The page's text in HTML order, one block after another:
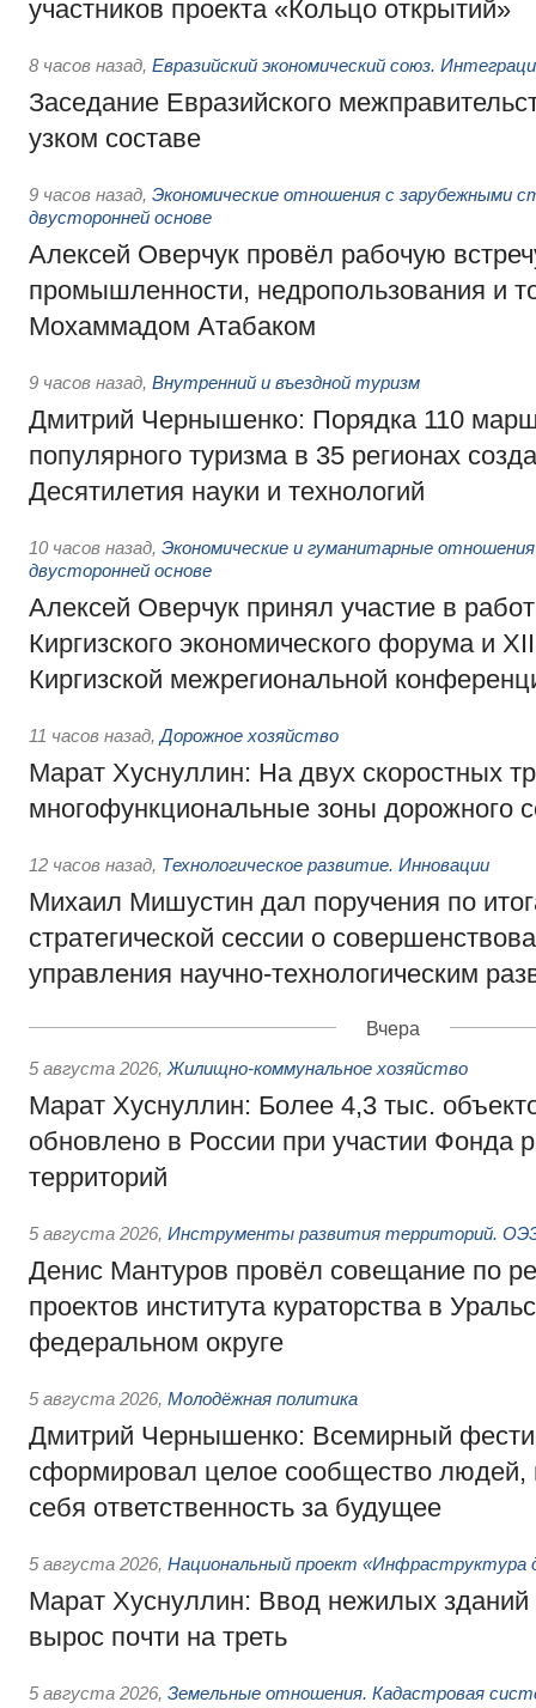
участников проекта «Кольцо открытий»
8 часов назад, Евразийский экономический союз.
Заседание Евразийского
узком составе
9 часов назад, Экономические отношения с зарубежными
двусторонней основе
Алексей Оверчук провёл рабочую
промышленности, недропользования и
Мохаммадом Атабаком
9 часов назад, Внутренний и въездной туризм
Дмитрий Чернышенко: Порядка 110
популярного туризма в 35 регионах
Десятилетия науки и технологий
10 часов назад, Экономические и гуманитарные
двусторонней основе
Алексей Оверчук принял участие в
Киргизского экономического форума и
Киргизской межрегиональной
11 часов назад, Дорожное хозяйство
Марат Хуснуллин: На двух скоростных
многофункциональные зоны дорожного
12 часов назад, Технологическое развитие. Инновации
Михаил Мишустин дал поручения по
стратегической сессии о
управления научно-технологическим
Вчера
5 августа 2026, Жилищно-коммунальное хозяйство
Марат Хуснуллин: Более 4,3 тыс.
обновлено в России при участии Фонда
территорий
5 августа 2026, Инструменты развития территорий.
Денис Мантуров провёл совещание по
проектов института кураторства в
федеральном округе
5 августа 2026, Молодёжная политика
Дмитрий Чернышенко: Всемирный
сформировал целое сообщество людей,
себя ответственность за будущее
5 августа 2026, Национальный проект «Инфраструктура
Марат Хуснуллин: Ввод нежилых зданий
вырос почти на треть
5 августа 2026, Земельные отношения. Кадастровая